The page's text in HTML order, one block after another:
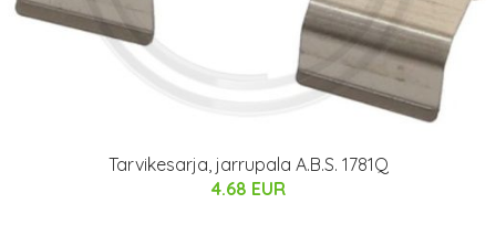
Tarvikesarja, jarrupala A.B.S. 1781Q
4.68 EUR